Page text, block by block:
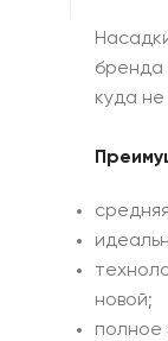
бренда
куда
новой;
полное